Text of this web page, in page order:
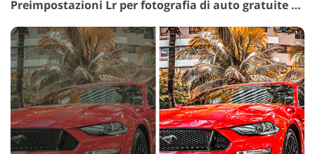
Preimpostazioni Lr per fotografia di auto gratuite #22 "Clarity"